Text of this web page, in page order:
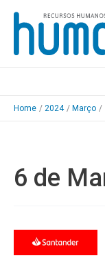
Skip
content
Home 2024 Março
6 de